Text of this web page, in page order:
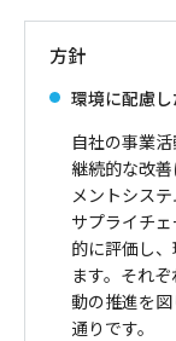
方針
環境に配慮
自社の事業
継続的な改
メントシス
サプライチ
的に評価し
ます。それ
動の推進を
通りです。